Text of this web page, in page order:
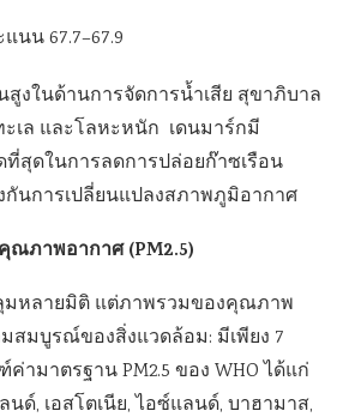
นน 67.7–67.9
งในด้านการจัดการน้ำเสีย สุขาภิบาล
เล และโลหะหนัก เดนมาร์กมี
ที่สุดในการลดการปล่อยก๊าซเรือน
กันการเปลี่ยนแปลงสภาพภูมิอากาศ
ณภาพอากาศ (PM2.5)
มหลายมิติ แต่ภาพรวมของคุณภาพ
สมบูรณ์ของสิ่งแวดล้อม: มีเพียง 7
ามาตรฐาน PM2.5 ของ WHO ได้แก่
นด์, เอสโตเนีย, ไอซ์แลนด์, บาฮามาส,